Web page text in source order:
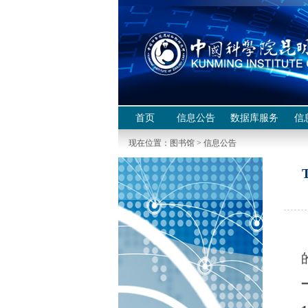
首页 信息公告 数据库服务 信
现在位置： 图书馆 > 信息公告